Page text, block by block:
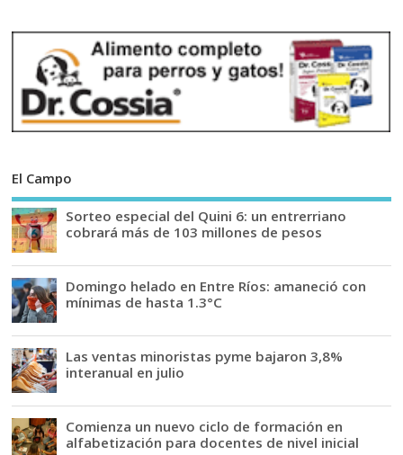
El Campo
Sorteo especial del Quini 6: un entrerriano
cobrará más de 103 millones de pesos
Domingo helado en Entre Ríos: amaneció con
mínimas de hasta 1.3°C
Las ventas minoristas pyme bajaron 3,8%
interanual en julio
Comienza un nuevo ciclo de formación en
alfabetización para docentes de nivel inicial